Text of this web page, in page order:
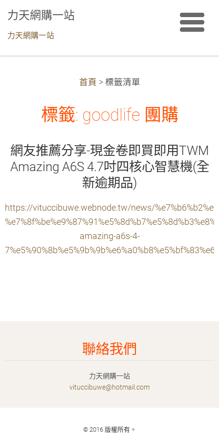
力天網購一站
力天網購一站
首頁 > 標籤清單
標籤: goodlife 團購
網友推薦分享-現金卷即買即用TWM
Amazing A6S 4.7吋四核心智慧機(全
新逾期品)
https://vituccibuwe.webnode.tw/news/
amazing-a6s-4-
聯絡我們
力天網購一站
vituccibuwe@hotmail.com
© 2016 版權所有。